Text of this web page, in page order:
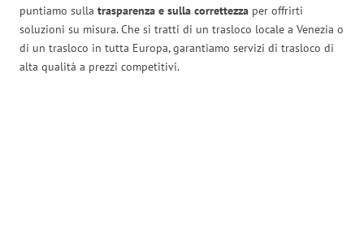
puntiamo sulla trasparenza e sulla correttezza per offrirti
soluzioni su misura. Che si tratti di un trasloco locale a Venezia o
di un trasloco in tutta Europa, garantiamo servizi di trasloco di
alta qualità a prezzi competitivi.